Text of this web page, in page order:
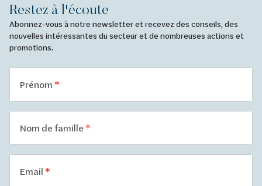
Restez à l'écoute
Abonnez-vous à notre newsletter et recevez des conseils, des
nouvelles intéressantes du secteur et de nombreuses actions et
promotions.
Prénom
Nom de famille
Email